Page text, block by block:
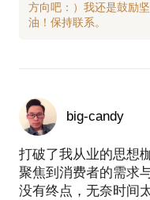
方向吧：）我还是鼓励
big-candy
打破了我从业的思想
聚焦到消费者的需求
没有终点，无奈时间